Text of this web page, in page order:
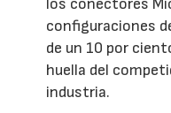
los conectores
configuraciones
de un 10 por
huella del
industria.